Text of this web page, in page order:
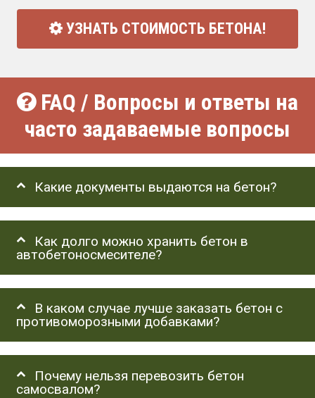
УЗНАТЬ СТОИМОСТЬ БЕТОНА!
FAQ / Вопросы и ответы на
часто задаваемые вопросы
Какие документы выдаются на бетон?
Как долго можно хранить бетон в
автобетоносмесителе?
В каком случае лучше заказать бетон с
противоморозными добавками?
Почему нельзя перевозить бетон
самосвалом?